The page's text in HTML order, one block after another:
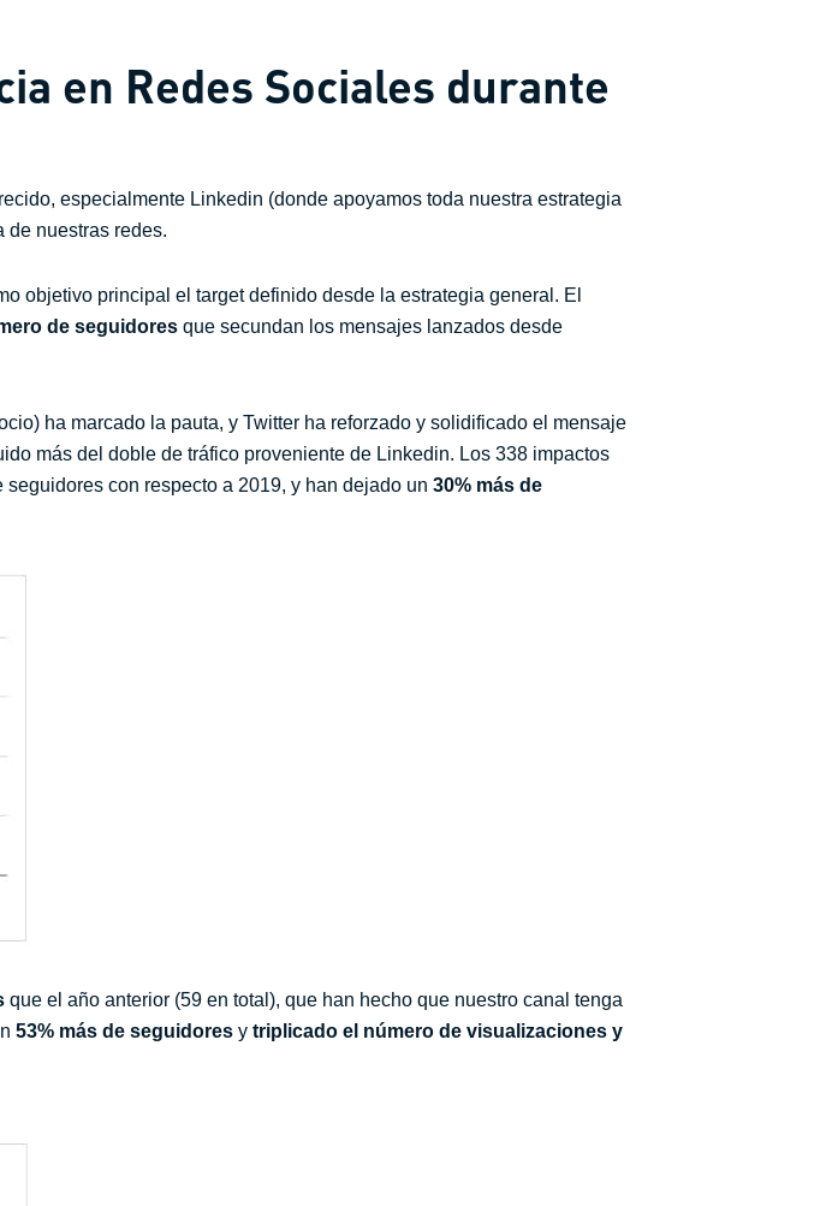
en Redes Sociales durante
especialmente Linkedin (donde apoyamos toda nuestra estrategia
de nuestras redes.
objetivo principal el target definido desde la estrategia general. El
de seguidores que secundan los mensajes lanzados desde
ha marcado la pauta, y Twitter ha reforzado y solidificado el mensaje
más del doble de tráfico proveniente de Linkedin. Los 338 impactos
seguidores con respecto a 2019, y han dejado un 30% más de
que el año anterior (59 en total), que han hecho que nuestro canal tenga
53% más de seguidores y triplicado el número de visualizaciones y